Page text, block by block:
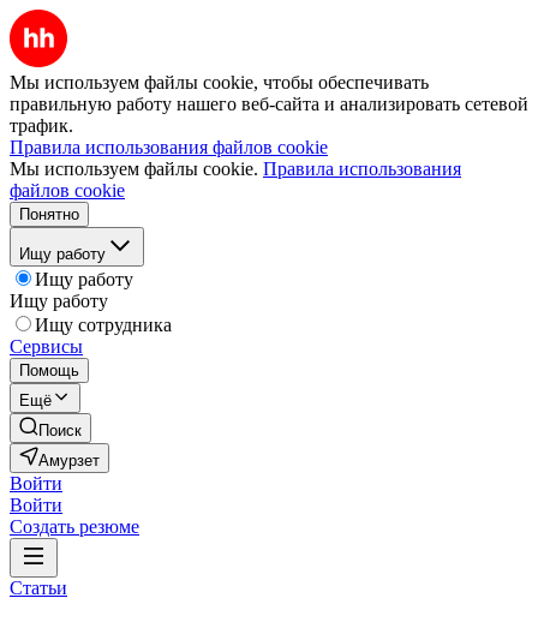
Мы используем файлы cookie, чтобы обеспечивать
правильную работу нашего веб-сайта и анализировать сетевой
трафик.
Правила использования файлов cookie
Мы используем файлы cookie. Правила использования
файлов cookie
Понятно
Ищу работу
Ищу работу
Ищу работу
Ищу сотрудника
Сервисы
Помощь
Ещё
Поиск
Амурзет
Войти
Войти
Создать резюме
Статьи